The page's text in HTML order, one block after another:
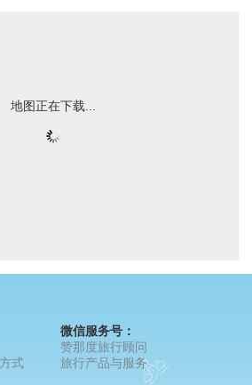
地图正在下载...
式
微信服务号：
赞那度旅行顾问
旅行产品与服务